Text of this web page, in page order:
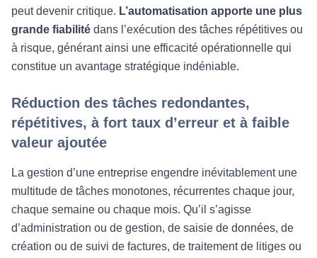
peut devenir critique. L’automatisation apporte une plus
grande fiabilité dans l’exécution des tâches répétitives ou
à risque, générant ainsi une efficacité opérationnelle qui
constitue un avantage stratégique indéniable.
Réduction des tâches redondantes,
répétitives, à fort taux d’erreur et à faible
valeur ajoutée
La gestion d’une entreprise engendre inévitablement une
multitude de tâches monotones, récurrentes chaque jour,
chaque semaine ou chaque mois. Qu’il s’agisse
d’administration ou de gestion, de saisie de données, de
création ou de suivi de factures, de traitement de litiges ou